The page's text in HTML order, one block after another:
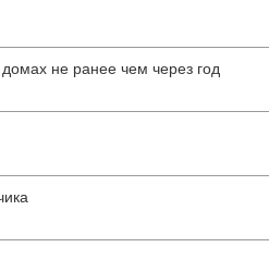
домах не ранее чем через год